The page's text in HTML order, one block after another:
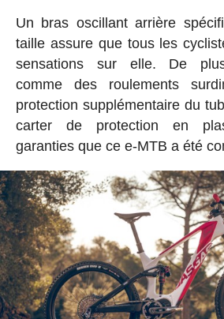
Un bras oscillant arrière
taille assure que tous les
sensations sur elle. De
comme des roulements
protection supplémentaire du
carter de protection en
garanties que ce e-MTB a été